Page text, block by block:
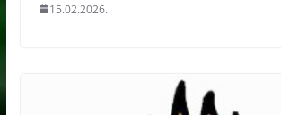
15.02.2026.